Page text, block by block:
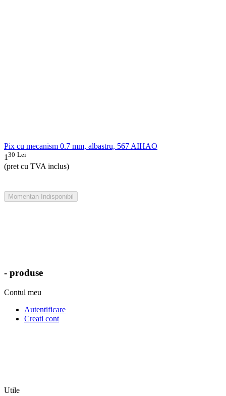
Pix cu mecanism 0.7 mm, albastru, 567 AIHAO
1 30 Lei
(pret cu TVA inclus)
Momentan Indisponibil
- produse
Contul meu
Autentificare
Creati cont
Utile